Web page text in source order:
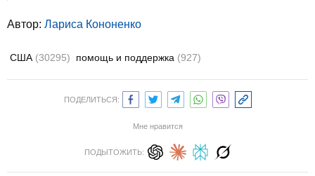
Автор: Лариса Кононенко
США (30295) помощь и поддержка (927)
ПОДЕЛИТЬСЯ:
Мне нравится
ПОДЫТОЖИТЬ: